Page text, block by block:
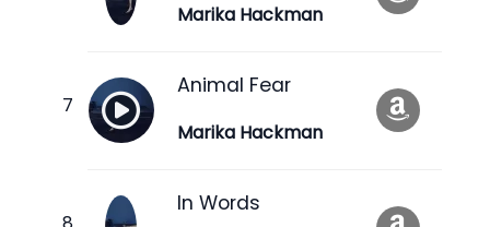
Marika Hackman
Animal Fear
Marika Hackman
In Words